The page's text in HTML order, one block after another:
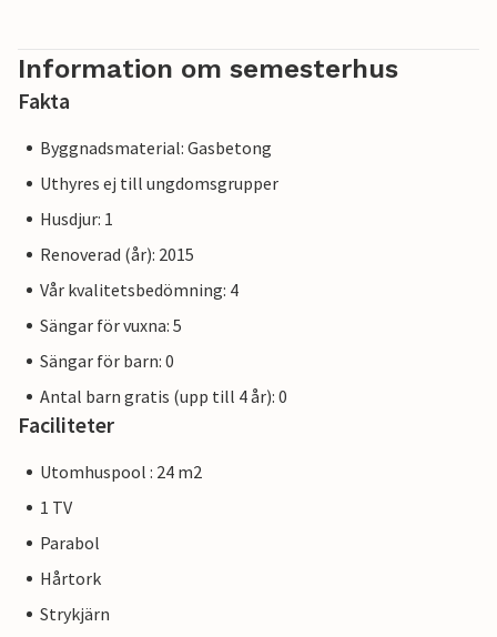
Information om semesterhus
Fakta
Byggnadsmaterial: Gasbetong
Uthyres ej till ungdomsgrupper
Husdjur: 1
Renoverad (år): 2015
Vår kvalitetsbedömning: 4
Sängar för vuxna: 5
Sängar för barn: 0
Antal barn gratis (upp till 4 år): 0
Faciliteter
Utomhuspool : 24 m2
1 TV
Parabol
Hårtork
Strykjärn